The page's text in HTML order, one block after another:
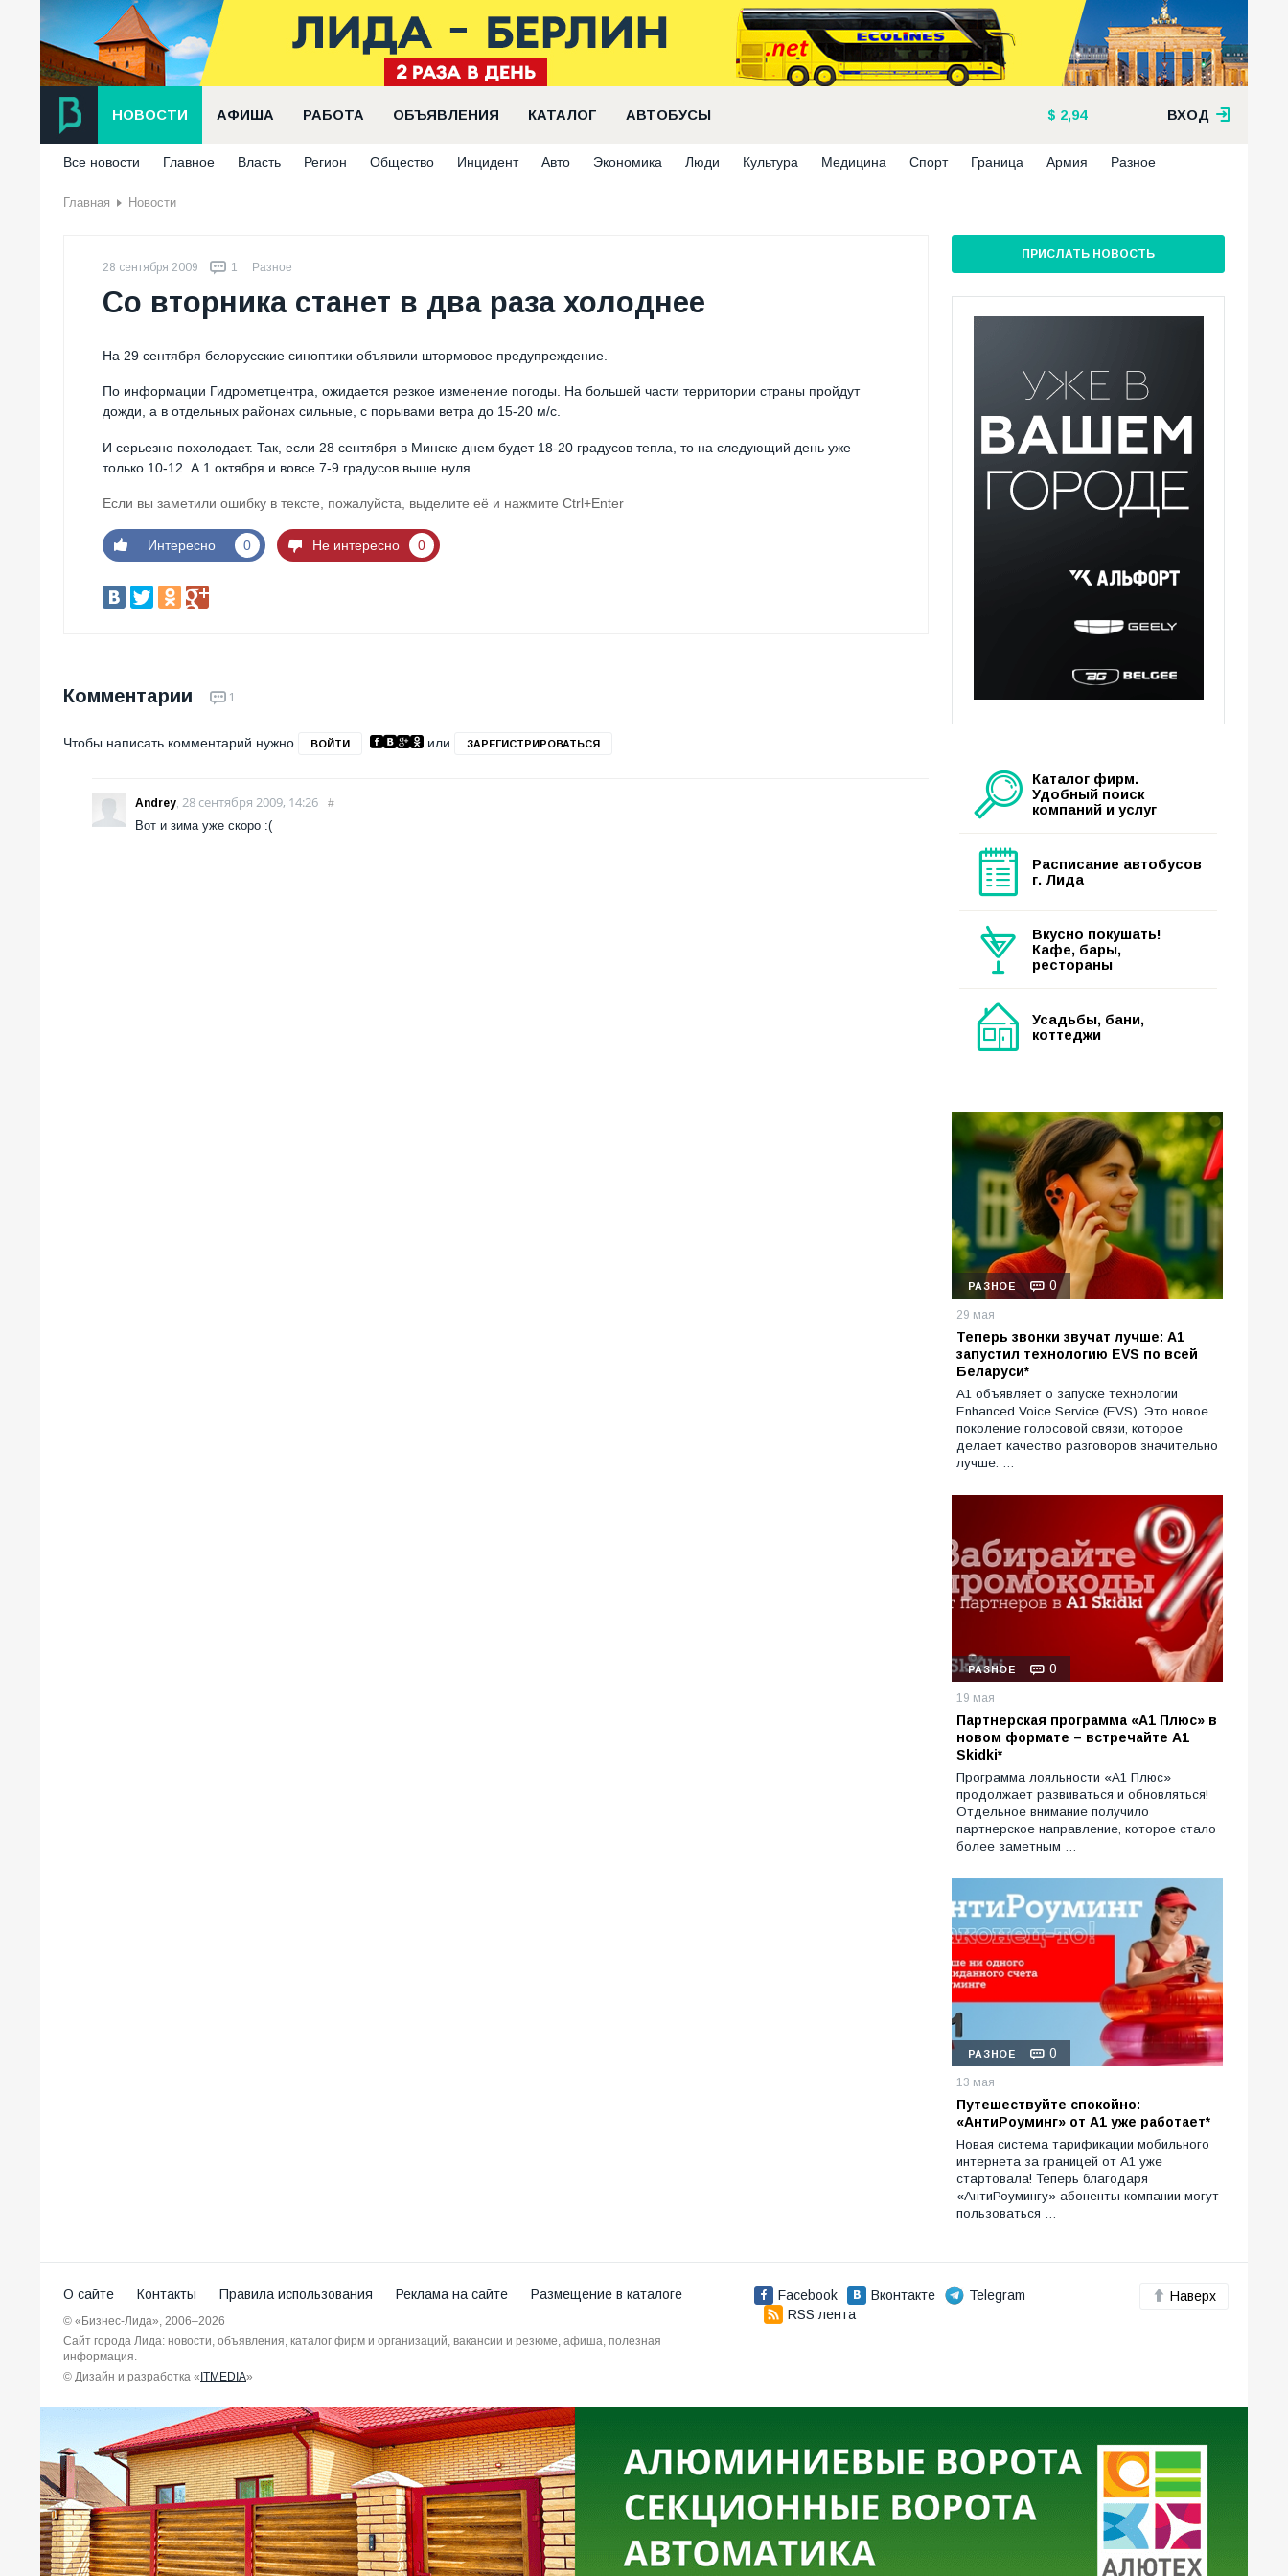
НОВОСТИ АФИША РАБОТА ОБЪЯВЛЕНИЯ КАТАЛОГ АВТОБУСЫ 2,94 ВХОД
Все новости Главное Власть Регион Общество Инцидент Авто Экономика Люди Культура Медицина Спорт Граница Армия Разное
Главная Новости
28 сентября 2009 1 Разное
Со вторника станет в два раза холоднее
На 29 сентября белорусские синоптики объявили штормовое предупреждение.
По информации Гидрометцентра, ожидается резкое изменение погоды. На большей части территории страны пройдут
дожди, а в отдельных районах сильные, с порывами ветра до 15-20 м/с.
И серьезно похолодает. Так, если 28 сентября в Минске днем будет 18-20 градусов тепла, то на следующий день уже
только 10-12. А 1 октября и вовсе 7-9 градусов выше нуля.
Если вы заметили ошибку в тексте, пожалуйста, выделите её и нажмите Ctrl+Enter
Интересно 0 Не интересно 0
Комментарии 1
Чтобы написать комментарий нужно ВОЙТИ или ЗАРЕГИСТРИРОВАТЬСЯ
Andrey, 28 сентября 2009, 14:26 #
Вот и зима уже скоро :(
ПРИСЛАТЬ НОВОСТЬ
Каталог фирм.
Удобный поиск
компаний и услуг
Расписание автобусов
г. Лида
Вкусно покушать!
Кафе, бары,
рестораны
Усадьбы, бани,
коттеджи
РАЗНОЕ 0
29 мая
Теперь звонки звучат лучше: А1
запустил технологию EVS по всей
Беларуси*
А1 объявляет о запуске технологии
Enhanced Voice Service (EVS). Это новое
поколение голосовой связи, которое
делает качество разговоров значительно
лучше: …
РАЗНОЕ 0
19 мая
Партнерская программа «А1 Плюс» в
новом формате – встречайте A1
Skidki*
Программа лояльности «A1 Плюс»
продолжает развиваться и обновляться!
Отдельное внимание получило
партнерское направление, которое стало
более заметным …
РАЗНОЕ 0
13 мая
Путешествуйте спокойно:
«АнтиРоуминг» от A1 уже работает*
Новая система тарификации мобильного
интернета за границей от А1 уже
стартовала! Теперь благодаря
«АнтиРоумингу» абоненты компании могут
пользоваться …
О сайте Контакты Правила использования Реклама на сайте Размещение в каталоге
© «Бизнес-Лида», 2006–2026
Сайт города Лида: новости, объявления, каталог фирм и организаций, вакансии и резюме, афиша, полезная
информация.
© Дизайн и разработка « ITMEDIA»
Facebook Вконтакте
Telegram
RSS лента
Наверх